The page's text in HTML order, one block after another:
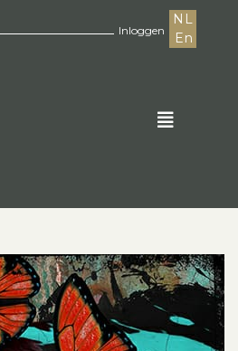
Inloggen
NL
En